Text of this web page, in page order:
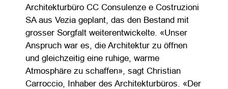
Architekturbüro CC Consulenze e Costruzioni
SA aus Vezia geplant, das den Bestand mit
grosser Sorgfalt weiterentwickelte. «Unser
Anspruch war es, die Architektur zu öffnen
und gleichzeitig eine ruhige, warme
Atmosphäre zu schaffen», sagt Christian
Carroccio, Inhaber des Architekturbüros. «Der